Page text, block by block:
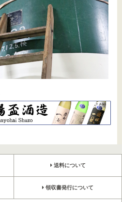
送料について
領収書発行について